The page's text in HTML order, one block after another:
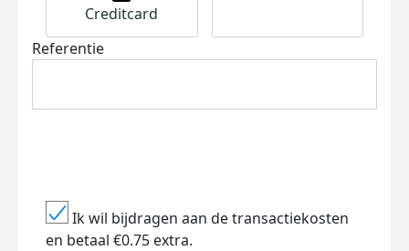
Creditcard
Referentie
Ik wil bijdragen aan de transactiekosten
en betaal €0.75 extra.